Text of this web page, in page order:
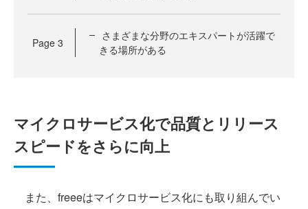
Page 3
さまざまな分野のエキスパートが活躍で
きる場所がある
マイクロサービス化で品質とリリース
スピードをさらに向上
また、freeeはマイクロサービス化にも取り組んでい